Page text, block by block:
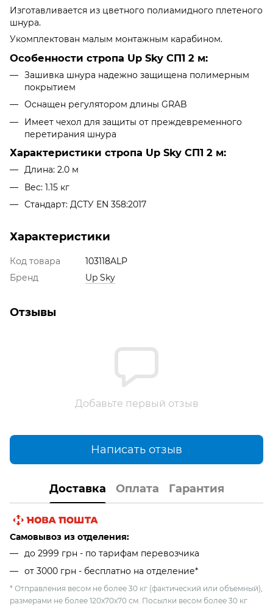
Изготавливается из цветного полиамидного плетеного
шнура.
Укомплектован малым монтажным карабином.
Особенности стропа Up Sky СП1 2 м:
Зашивка шнура надежно защищена полимерным
покрытием
Оснащен регулятором длины GRAB
Имеет чехол для защиты от преждевременного
перетирания шнура
Характеристики стропа Up Sky СП1 2 м:
Длина: 2.0 м
Вес: 1.15 кг
Стандарт: ДСТУ EN 358:2017
Характеристики
Код товара
103118ALP
Бренд
Up Sky
Отзывы
Добавьте первый отзыв
Написать отзыв
Доставка Оплата Гарантия
Самовывоз из отделения:
до 2999 грн - по тарифам перевозчика
от 3000 грн - бесплатно на отделение*
* Отправления весом не более 30 кг (фактический или объемный),
размерами не более 120х70х70 см. Посылки весом более 30 кг